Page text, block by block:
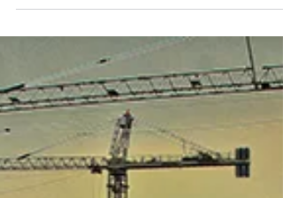
hazırlıklarına başlamış olup, devletin
sağlamış olduğu...